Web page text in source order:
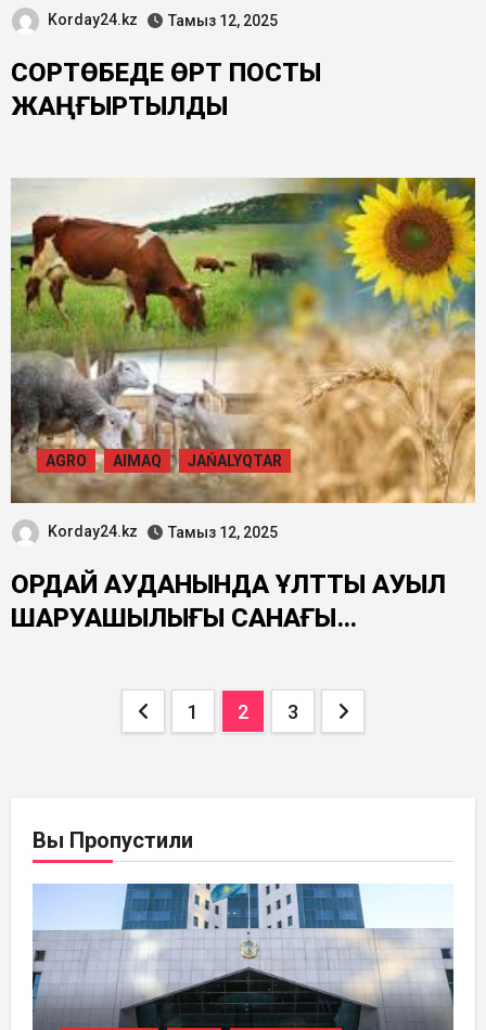
Korday24.kz Тамыз 12, 2025
СОРТӨБЕДЕ ӨРТ ПОСТЫ
ЖАҢҒЫРТЫЛДЫ
AGRO AIMAQ JAŃALYQTAR
Korday24.kz Тамыз 12, 2025
ҚОРДАЙ АУДАНЫНДА ҰЛТТЫҚ АУЫЛ
ШАРУАШЫЛЫҒЫ САНАҒЫ
1 2 3
Вы Пропустили